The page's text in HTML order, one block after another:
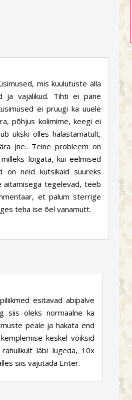
mis kuulutuste alla
ja vajalikud. Tihti ei pane
ei pruugi ka uuele
põhjus kolimime, keegi ei
ükski olles halastamatult,
jne.. Teine probleem on
lõigata, kui eelmised
on neid kutsikaid suureks
aitamisega tegelevad, teeb
et palum sterrige
teha ise õel vanamutt.
esitavad abipalve
siis oleks normaalne ka
peale ja hakata end
keskel võiksid
läbi lugeda, 10x
siis vajutada Enter.